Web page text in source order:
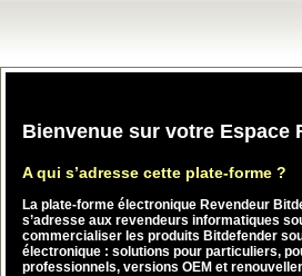
Bienvenue sur votre Espace
A qui s’adresse cette plate-forme ?
La plate-forme électronique Revendeur
s’adresse aux revendeurs informatiques
commercialiser les produits Bitdefender
électronique : solutions pour particuliers,
professionnels, versions OEM et